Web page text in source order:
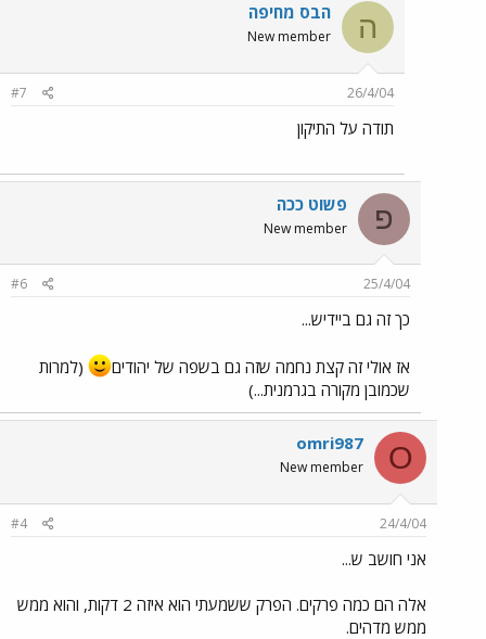
ה הבס מחיפה
New member
26/4/04
#7
תודה על התיקון
פ פשוט ככה
New member
25/4/04
#6
כך זה גם ביידיש...
אז אולי זה קצת נחמה שזה גם בשפה של יהודים
(למרות
שכמובן מקורה בגרמנית...)
O
omri987
New member
24/4/04
#4
אני חושב ש...
אלה הם כמה פרקים. הפרק ששמעתי הוא איזה 2 דקות, והוא ממש
ממש מדהים.